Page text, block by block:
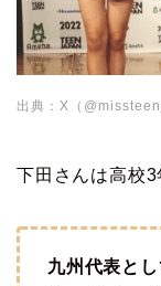
出典：X（
下田さんは高校3
九州代表と